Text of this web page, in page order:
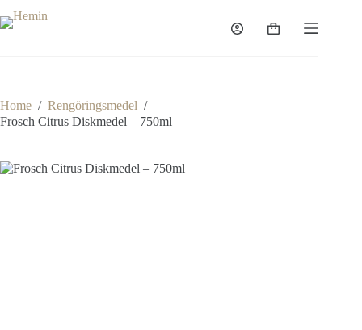
Home / Rengöringsmedel /
Frosch Citrus Diskmedel – 750ml